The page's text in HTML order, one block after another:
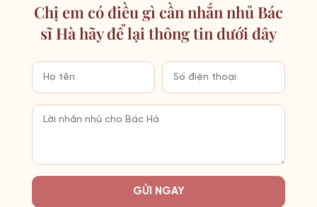
Chị em có điều gì cần nhắn nhủ Bác
sĩ Hà hãy để lại thông tin dưới đây
GỬI NGAY